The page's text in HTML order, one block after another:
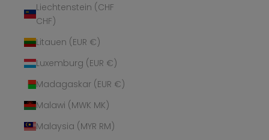
Liechtenstein (CHF
CHF)
Litauen (EUR €)
Luxemburg (EUR €)
Madagaskar (EUR €)
Malawi (MWK MK)
Malaysia (MYR RM)